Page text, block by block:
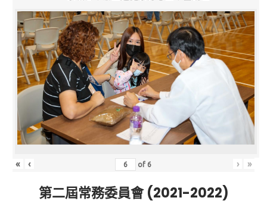
« ‹ of 6 › »
第二屆常務委員會 (2021-2022)